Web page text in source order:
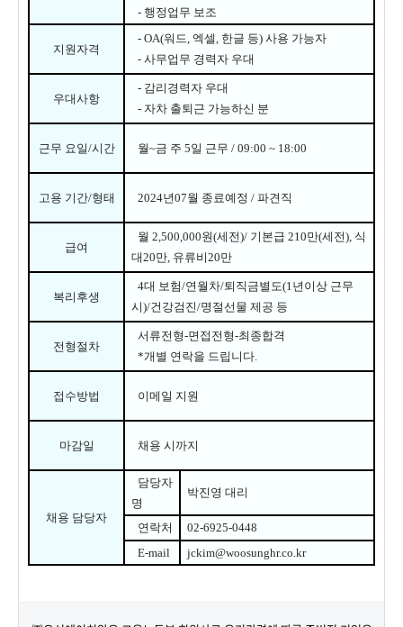
- 행정업무 보조
지원자격
- OA(워드, 엑셀, 한글 등) 사용 가능자
- 사무업무 경력자 우대
우대사항
- 감리경력자 우대
- 자차 출퇴근 가능하신 분
근무 요일/시간 월~금 주 5일 근무 / 09:00 ~ 18:00
고용 기간/형태 2024년07월 종료예정 / 파견직
급여
월 2,500,000원(세전)/ 기본급 210만(세전), 식
대20만, 유류비20만
복리후생
4대 보험/연월차/퇴직금별도(1년이상 근무
시)/건강검진/명절선물 제공 등
전형절차
서류전형-면접전형-최종합격
*개별 연락을 드립니다.
접수방법 이메일 지원
마감일 채용 시까지
채용 담당자
담당자
명
박진영 대리
연락처
02-6925-0448
E-mail
jckim@woosunghr.co.kr